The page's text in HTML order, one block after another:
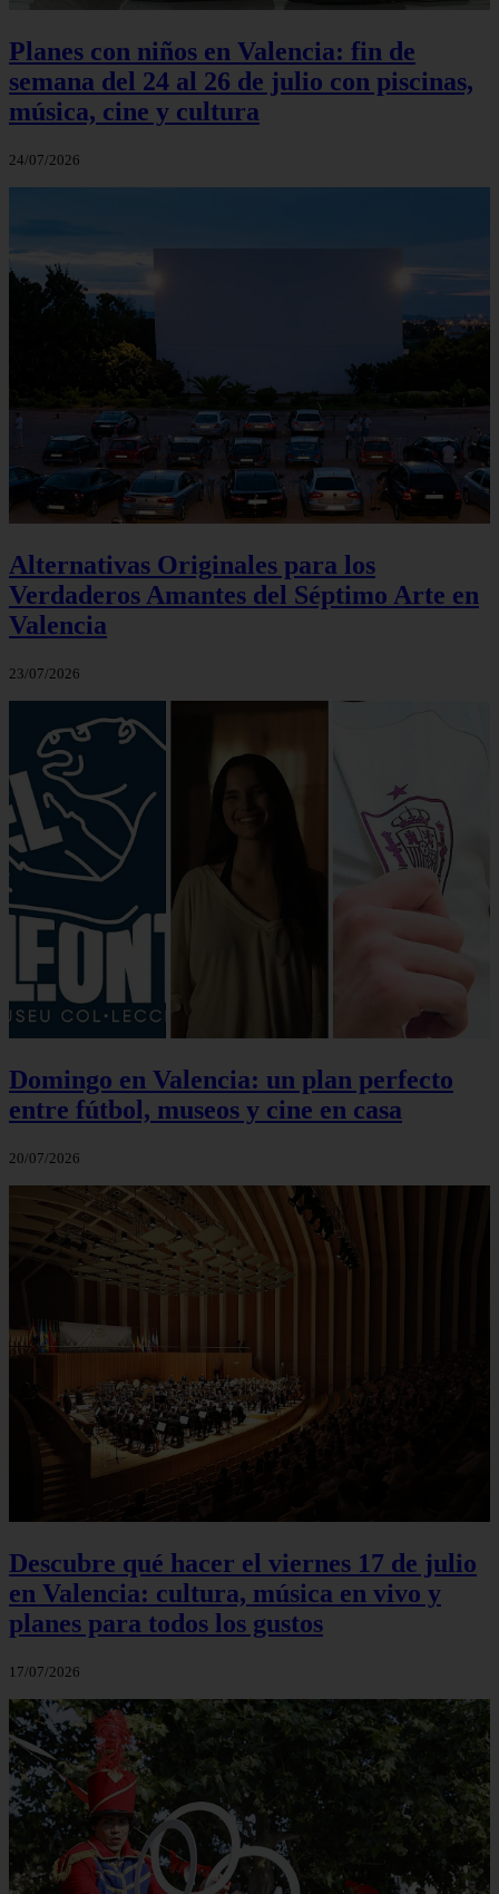
Planes con niños en Valencia: fin de
semana del 24 al 26 de julio con piscinas,
música, cine y cultura
24/07/2026
Alternativas Originales para los
Verdaderos Amantes del Séptimo Arte en
Valencia
23/07/2026
Domingo en Valencia: un plan perfecto
entre fútbol, museos y cine en casa
20/07/2026
Descubre qué hacer el viernes 17 de julio
en Valencia: cultura, música en vivo y
planes para todos los gustos
17/07/2026